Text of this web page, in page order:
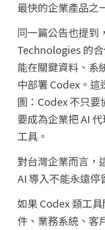
最快的企業產品之
同一篇公告也提到
Technologies 的
能在關鍵資料、系
中部署 Codex。
圖：Codex 不只
要成為企業把 AI
工具。
對台灣企業而言，
AI 導入不能永遠停
如果 Codex 類工
件、業務系統、客